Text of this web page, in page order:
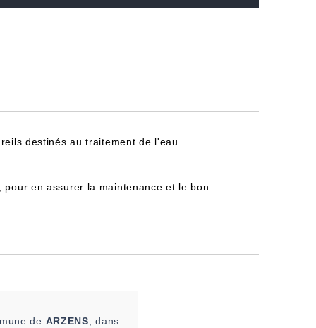
destinés au traitement de l'eau.
en assurer la maintenance et le bon
de ARZENS, dans